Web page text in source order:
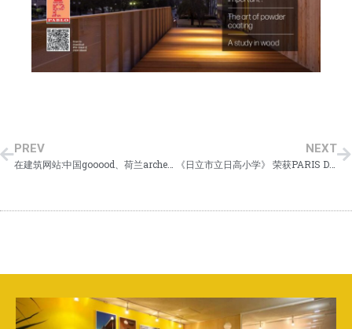
PREV NEXT
《日立市立日高小学》 荣获PARIS DESIGN AWARDS 2024【WINNER】奖项，CEO益子一彦 于10月25日出席了在法国巴黎举行的颁奖典礼。